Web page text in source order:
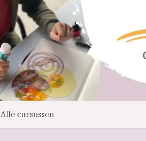
Alle cursussen